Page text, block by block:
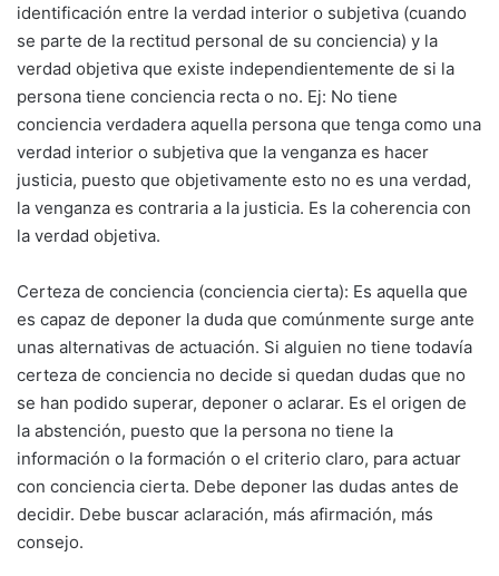
identificación entre la verdad interior o subjetiva (cuando
se parte de la rectitud personal de su conciencia) y la
verdad objetiva que existe independientemente de si la
persona tiene conciencia recta o no. Ej: No tiene
conciencia verdadera aquella persona que tenga como una
verdad interior o subjetiva que la venganza es hacer
justicia, puesto que objetivamente esto no es una verdad,
la venganza es contraria a la justicia. Es la coherencia con
la verdad objetiva.
Certeza de conciencia (conciencia cierta): Es aquella que
es capaz de deponer la duda que comúnmente surge ante
unas alternativas de actuación. Si alguien no tiene todavía
certeza de conciencia no decide si quedan dudas que no
se han podido superar, deponer o aclarar. Es el origen de
la abstención, puesto que la persona no tiene la
información o la formación o el criterio claro, para actuar
con conciencia cierta. Debe deponer las dudas antes de
decidir. Debe buscar aclaración, más afirmación, más
consejo.